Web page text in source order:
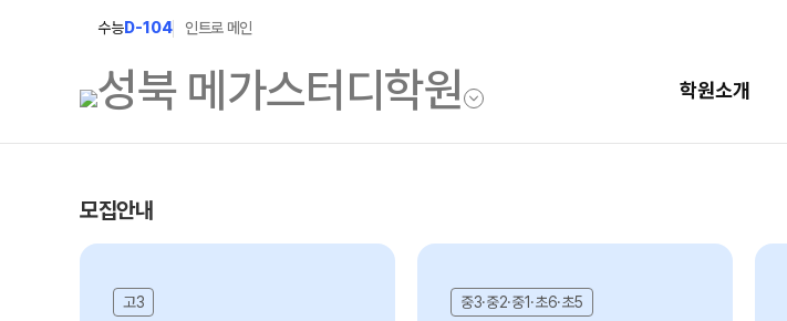
수능D-104 인트로 메인
학원소개
학원소개
학원안내
선생님
2027 고1 윈터스쿨
2026 고2 썸머스쿨
모집안내
중3·중2·중1·초6·초5 고1